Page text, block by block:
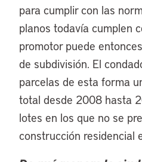
para cumplir con las
planos todavía cumplen
promotor puede
de subdivisión. El
parcelas de esta forma
total desde 2008 hasta
lotes en los que no se
construcción residencial